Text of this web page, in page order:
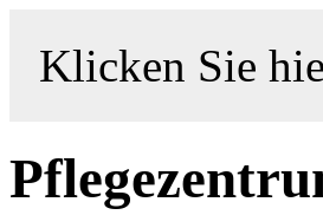
Klicken Sie